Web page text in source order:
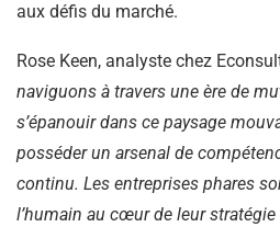
aux défis du marché.
Rose Keen, analyste chez
naviguons à travers une ère de
s’épanouir dans ce paysage
posséder un arsenal de
continu. Les entreprises phares
l’humain au cœur de leur